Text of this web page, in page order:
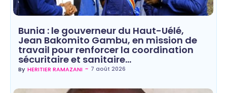
Bunia : le gouverneur du Haut-Uélé,
Jean Bakomito Gambu, en mission de
travail pour renforcer la coordination
sécuritaire et sanitaire…
By HERITIER RAMAZANI ~ 7 août 2026